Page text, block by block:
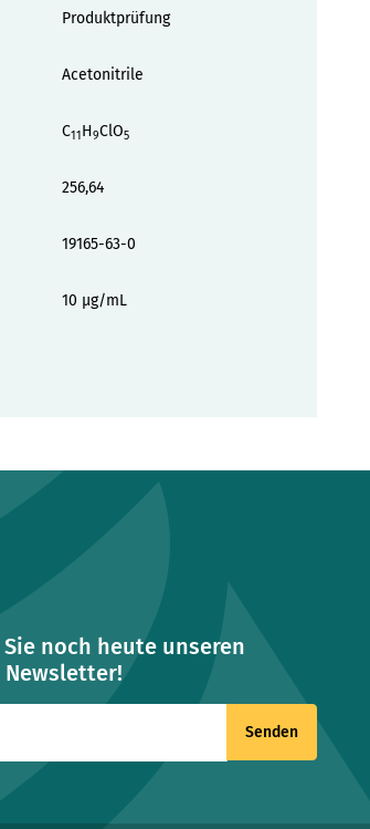
Produktprüfung
Acetonitrile
C11H9ClO5
256,64
19165-63-0
10 µg/mL
noch heute unseren
Newsletter!